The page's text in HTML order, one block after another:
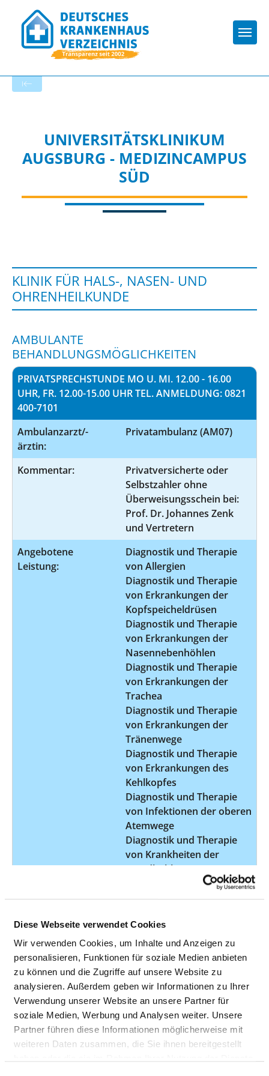
Diese Webseite verwendet Cookies
Wir verwenden Cookies, um Inhalte und Anzeigen zu
personalisieren, Funktionen für soziale Medien anbieten
zu können und die Zugriffe auf unsere Website zu
analysieren. Außerdem geben wir Informationen zu Ihrer
Verwendung unserer Website an unsere Partner für
soziale Medien, Werbung und Analysen weiter. Unsere
Partner führen diese Informationen möglicherweise mit
weiteren Daten zusammen, die Sie ihnen bereitgestellt
UNIVERSITÄTSKLINIKUM
AUGSBURG - MEDIZINCAMPUS
SÜD
KLINIK FÜR HALS-, NASEN- UND
OHRENHEILKUNDE
AMBULANTE
BEHANDLUNGSMÖGLICHKEITEN
PRIVATSPRECHSTUNDE MO U. MI. 12.00 - 16.00
UHR, FR. 12.00-15.00 UHR TEL. ANMELDUNG: 0821
400-7101
Ambulanzarzt/-
ärztin:
Privatambulanz (AM07)
Kommentar:
Privatversicherte oder
Selbstzahler ohne
Überweisungsschein bei:
Prof. Dr. Johannes Zenk
und Vertretern
Angebotene
Leistung:
Diagnostik und Therapie
von Allergien
Diagnostik und Therapie
von Erkrankungen der
Kopfspeicheldrüsen
Diagnostik und Therapie
von Erkrankungen der
Nasennebenhöhlen
Diagnostik und Therapie
von Erkrankungen der
Trachea
Diagnostik und Therapie
von Erkrankungen der
Tränenwege
Diagnostik und Therapie
von Erkrankungen des
Kehlkopfes
Diagnostik und Therapie
von Infektionen der oberen
Atemwege
Diagnostik und Therapie
von Krankheiten der
Mundhöhle
Diagnostik und Therapie
von Krankheiten des
Diagnostik und Therapie
von Krankheiten des
Innenohres
Diagnostik und Therapie
von Krankheiten des
Mittelohres und des
Warzenfortsatzes
Diagnostik und Therapie
von Schlafstörungen /